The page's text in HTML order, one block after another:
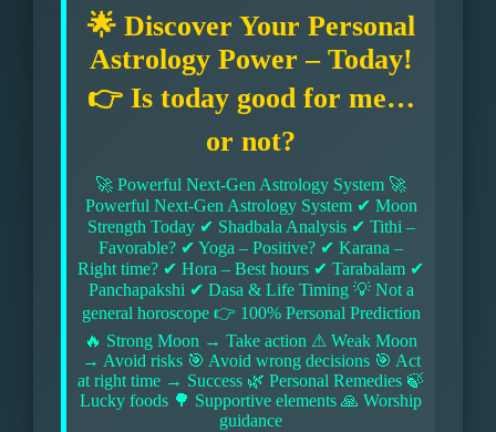
🌟 Discover Your Personal
Astrology Power – Today!
👉 Is today good for me…
or not?
🚀 Powerful Next-Gen Astrology System 🚀
Powerful Next-Gen Astrology System ✔ Moon
Strength Today ✔ Shadbala Analysis ✔ Tithi –
Favorable? ✔ Yoga – Positive? ✔ Karana –
Right time? ✔ Hora – Best hours ✔ Tarabalam ✔
Panchapakshi ✔ Dasa & Life Timing 💡 Not a
general horoscope 👉 100% Personal Prediction
🔥 Strong Moon → Take action ⚠ Weak Moon
→ Avoid risks 🎯 Avoid wrong decisions 🎯 Act
at right time → Success 🌿 Personal Remedies 🍃
Lucky foods 🌳 Supportive elements 🙏 Worship
guidance